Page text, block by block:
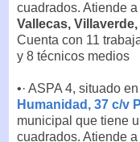
cuadrados. Atiende
Vallecas,
Cuenta con 11
y 8 técnicos medios
•· ASPA 4, situado
Humanidad, 37 c/v
municipal que tiene
cuadrados. Atiende